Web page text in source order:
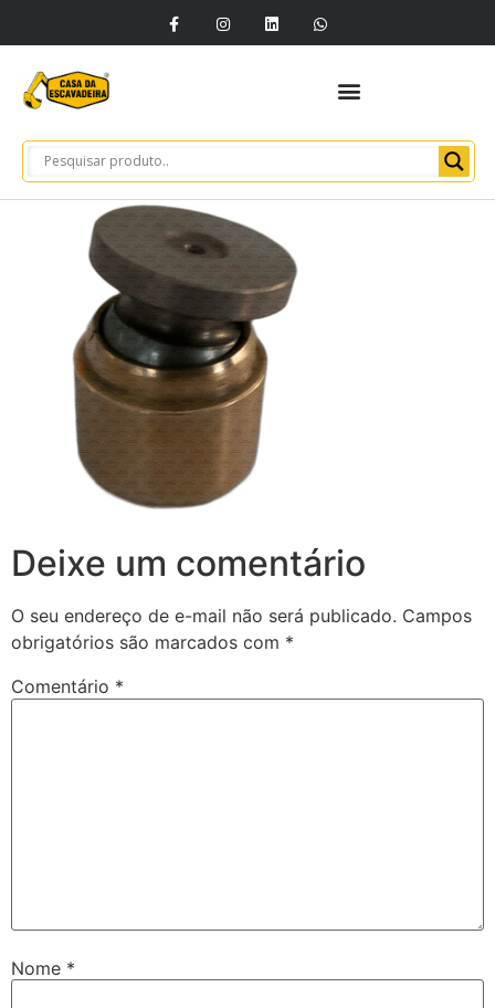
Deixe um comentário
O seu endereço de e-mail não será publicado. Campos
obrigatórios são marcados com *
Comentário *
Nome *